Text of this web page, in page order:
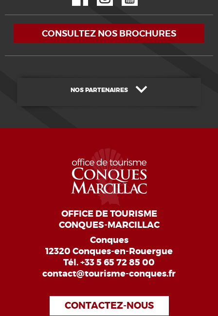
CONSULTEZ NOS BROCHURES
NOS PARTENAIRES
OFFICE DE TOURISME
CONQUES-MARCILLAC
Conques
12320 Conques-en-Rouergue
Tél.+33 5 65 72 85 00
contact@tourisme-conques.fr
CONTACTEZ-NOUS